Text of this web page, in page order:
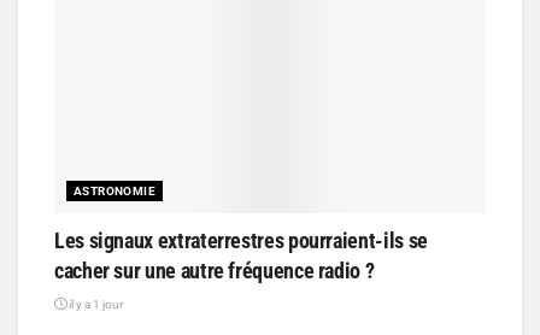
ASTRONOMIE
Les signaux extraterrestres pourraient-ils se
cacher sur une autre fréquence radio ?
il y a 1 jour